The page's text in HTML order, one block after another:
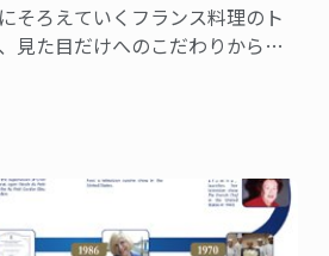
そろえていくフランス料理のト
見た目だけへのこだわりから生
出されます。